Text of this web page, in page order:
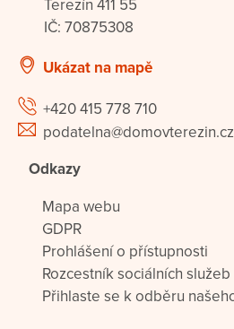
Terezín 411 55
IČ: 70875308
Ukázat na mapě
+420 415 778 710
podatelna@domovterezin.cz
Odkazy
Mapa webu
GDPR
Prohlášení o přístupnosti
Rozcestník sociálních služeb
Přihlaste se k odběru